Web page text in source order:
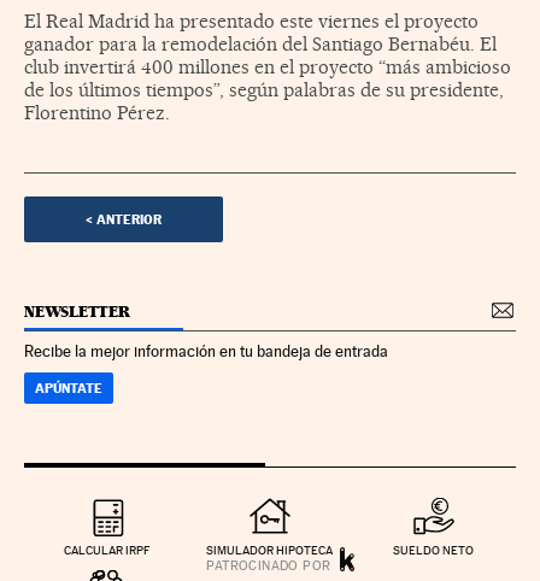
El Real Madrid ha presentado este viernes el proyecto
ganador para la remodelación del Santiago Bernabéu. El
club invertirá 400 millones en el proyecto “más ambicioso
de los últimos tiempos”, según palabras de su presidente,
Florentino Pérez.
< ANTERIOR
NEWSLETTER
Recibe la mejor información en tu bandeja de entrada
APÚNTATE
CALCULAR IRPF SIMULADOR HIPOTECA SUELDO NETO